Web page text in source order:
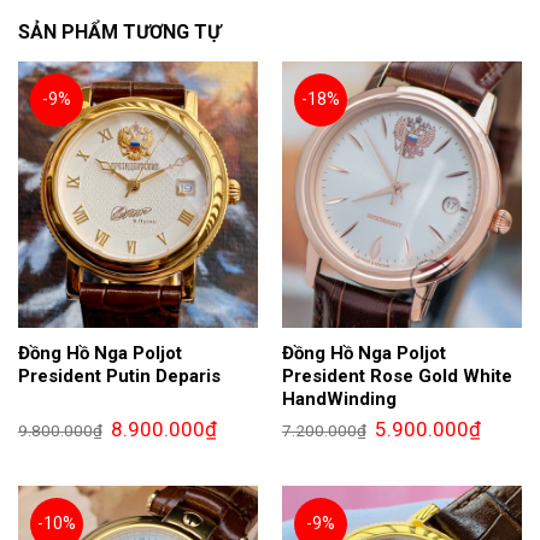
SẢN PHẨM TƯƠNG TỰ
-9%
Đồng Hồ Nga Poljot
President Putin Deparis
9.800.000₫ Giá
gốc
8.900.000₫Giá
hiện
8.900.000₫.
-18%
Đồng Hồ Nga Poljot
President Rose Gold White
HandWinding
7.200.000₫ Giá
gốc
5.900.000₫Giá
hiện
-10%
-9%